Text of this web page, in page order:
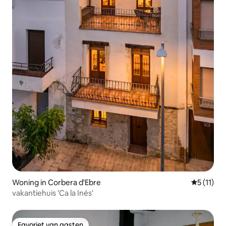
Woning in Corbera d'Ebre
5 (11)
vakantiehuis 'Ca la Inés'